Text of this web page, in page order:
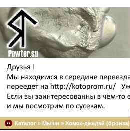
Каталог » Мыши » Хомяк-джедай (бронза)